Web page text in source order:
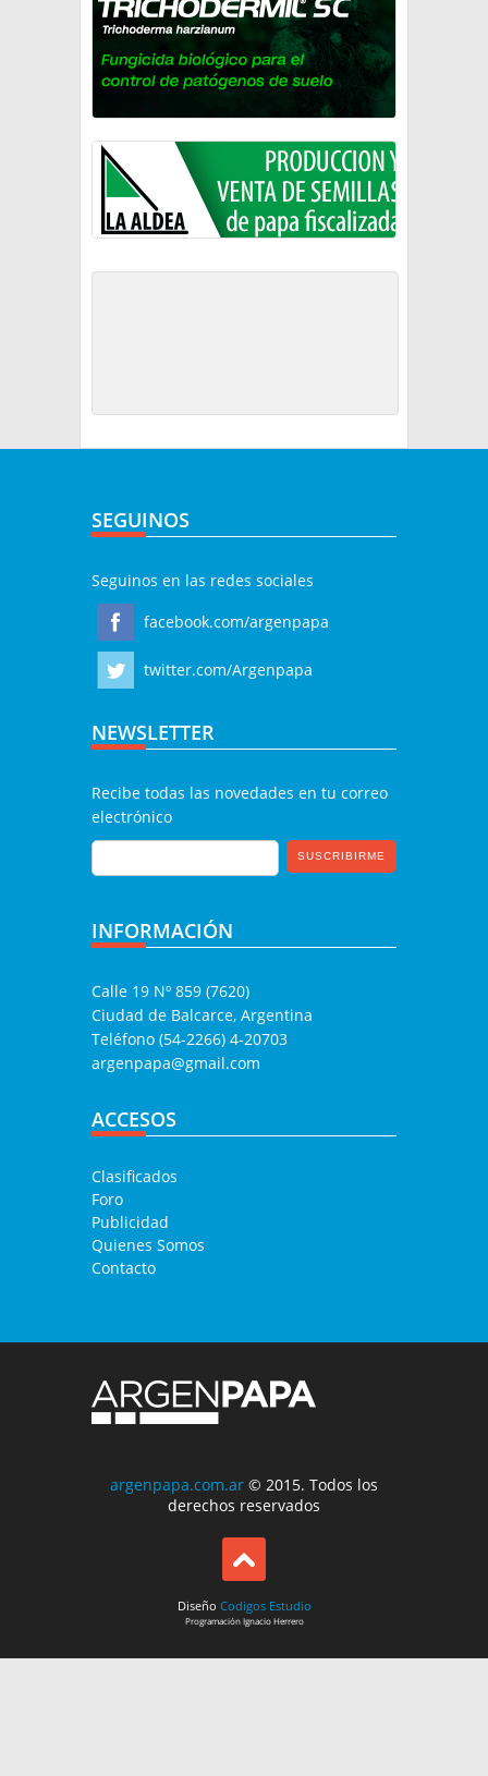
SEGUINOS
Seguinos en las redes sociales
facebook.com/argenpapa
twitter.com/Argenpapa
NEWSLETTER
Recibe todas las novedades en tu correo
electrónico
INFORMACIÓN
Calle 19 Nº 859 (7620)
Ciudad de Balcarce, Argentina
Teléfono (54-2266) 4-20703
argenpapa@gmail.com
ACCESOS
Clasificados
Foro
Publicidad
Quienes Somos
Contacto
argenpapa.com.ar © 2015. Todos los
derechos reservados
Diseño Codigos Estudio
ProgramaciónIgnacio Herrero